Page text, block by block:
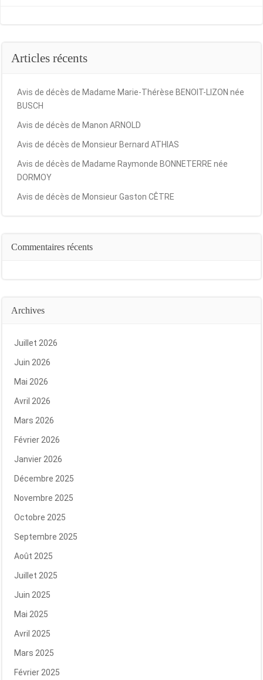
Articles récents
Avis de décès de Madame Marie-Thérèse BENOIT-LIZON née
BUSCH
Avis de décès de Manon ARNOLD
Avis de décès de Monsieur Bernard ATHIAS
Avis de décès de Madame Raymonde BONNETERRE née
DORMOY
Avis de décès de Monsieur Gaston CÊTRE
Commentaires récents
Archives
Juillet 2026
Juin 2026
Mai 2026
Avril 2026
Mars 2026
Février 2026
Janvier 2026
Décembre 2025
Novembre 2025
Octobre 2025
Septembre 2025
Août 2025
Juillet 2025
Juin 2025
Mai 2025
Avril 2025
Mars 2025
Février 2025